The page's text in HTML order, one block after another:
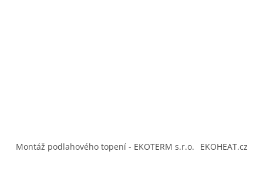
Montáž podlahového topení - EKOTERM s.r.o. EKOHEAT.cz